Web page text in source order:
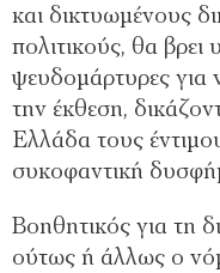
και δικτυωμένους
πολιτικούς, θα βρει
ψευδομάρτυρες για
την έκθεση,
Ελλάδα τους
συκοφαντική
Βοηθητικός για τη
ούτως ή άλλως ο